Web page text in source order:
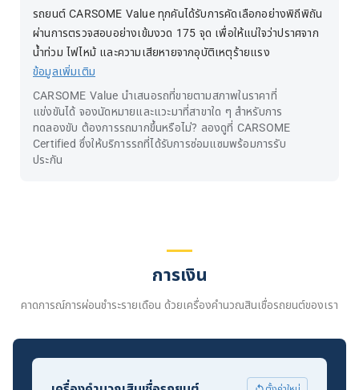
รถยนต์ CARSOME Value ทุกคันได้รับการคัดเลือกอย่างพิถีพิถัน
ผ่านการตรวจสอบอย่างเข้มงวด 175 จุด เพื่อให้แน่ใจว่าปราศจาก
น้ำท่วม ไฟไหม้ และความเสียหายจากอุบัติเหตุร้ายแรง
ข้อมูลเพิ่มเติม
CARSOME Value นำเสนอรถที่ขายตามสภาพในราคาที่
แข่งขันได้ จองนัดหมายและแวะมาที่สาขาใด ๆ สำหรับการ
ทดลองขับ ต้องการรถมากขึ้นหรือไม่? ลองดูที่ CARSOME
Certified ซึ่งให้บริการรถที่ได้รับการซ่อมแซมพร้อมการรับ
ประกัน
การเงิน
คาดการณ์การผ่อนชำระรายเดือน ด้วยเครื่องคำนวณสินเชื่อรถยนต์ของเรา